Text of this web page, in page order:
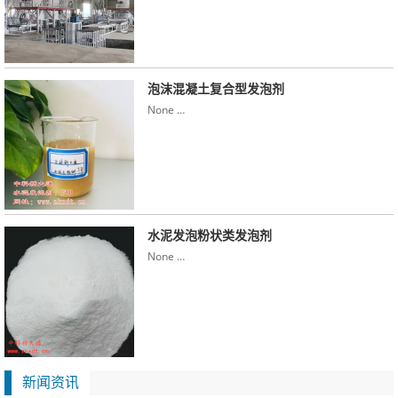
泡沫混凝土复合型发泡剂
None …
水泥发泡粉状类发泡剂
None …
新闻资讯